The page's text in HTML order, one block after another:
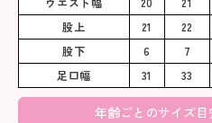
股上
21 22
股下
6 7
足口幅
31 33
年齢ごとのサイズ